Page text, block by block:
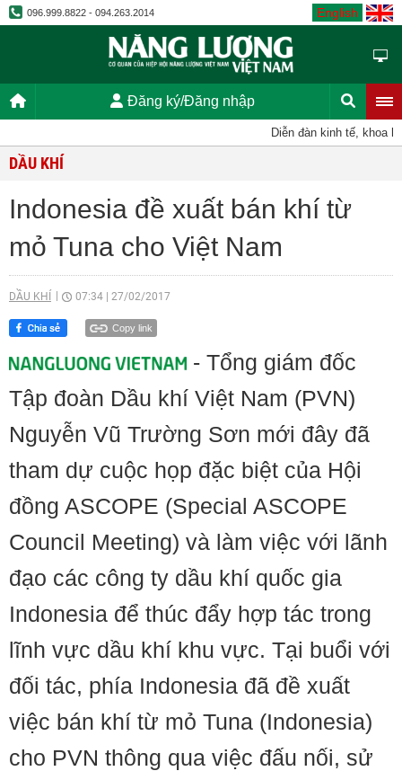
096.999.8822 - 094.263.2014 English
Đăng ký/Đăng nhập
Diễn đàn kinh tế, khoa
DẦU KHÍ
Indonesia đề xuất bán khí từ
mỏ Tuna cho Việt Nam
DẦU KHÍ 07:34 27/02/2017
Copy link
- Tổng giám đốc
Tập đoàn Dầu khí Việt Nam (PVN)
Nguyễn Vũ Trường Sơn mới đây đã
tham dự cuộc họp đặc biệt của Hội
đồng ASCOPE (Special ASCOPE
Council Meeting) và làm việc với lãnh
đạo các công ty dầu khí quốc gia
Indonesia để thúc đẩy hợp tác trong
lĩnh vực dầu khí khu vực. Tại buổi với
đối tác, phía Indonesia đã đề xuất
việc bán khí từ mỏ Tuna (Indonesia)
cho PVN thông qua việc đấu nối, sử